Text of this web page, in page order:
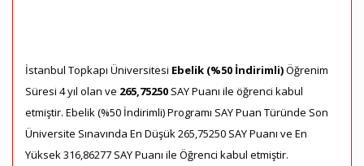
İstanbul Topkapı Üniversitesi Ebelik (%50 İndirimli)Öğrenim
Süresi 4 yıl olan ve 265,75250 SAY Puanı ile öğrenci kabul
etmiştir. Ebelik (%50 İndirimli) Programı SAY Puan Türünde Son
Üniversite Sınavında En Düşük 265,75250 SAY Puanı ve En
Yüksek 316,86277 SAY Puanı ile Öğrenci kabul etmiştir.